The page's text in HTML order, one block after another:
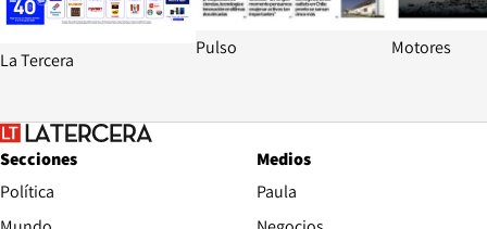
La Tercera
Pulso Motores
Secciones
Política
Medios
Paula